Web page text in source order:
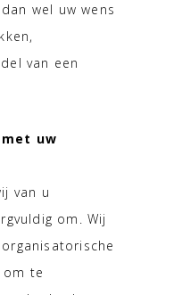
wel uw wens
van een
uw
van u
om. Wij
om te